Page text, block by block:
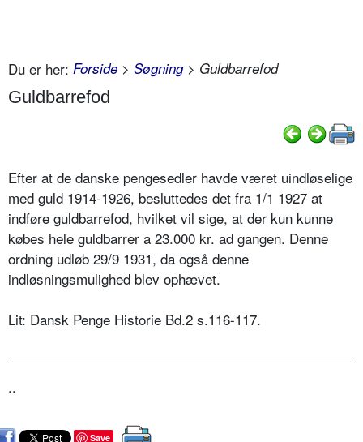
Du er her: Forside > Søgning> Guldbarrefod
Guldbarrefod
Efter at de danske pengesedler havde været uindløselige
med guld 1914-1926, besluttedes det fra 1/1 1927 at
indføre guldbarrefod, hvilket vil sige, at der kun kunne
købes hele guldbarrer a 23.000 kr. ad gangen. Denne
ordning udløb 29/9 1931, da også denne
indløsningsmulighed blev ophævet.
Lit: Dansk Penge Historie Bd.2 s.116-117.
..
Save